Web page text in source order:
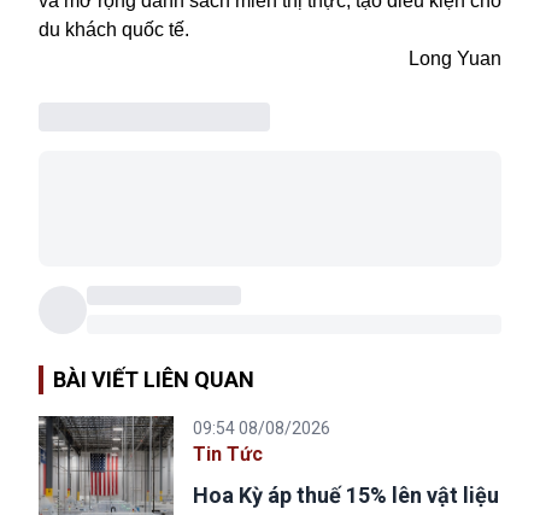
du khách quốc tế.
Long Yuan
BÀI VIẾT LIÊN QUAN
09:54 08/08/2026
Tin Tức
Hoa Kỳ áp thuế 15% lên vật liệu